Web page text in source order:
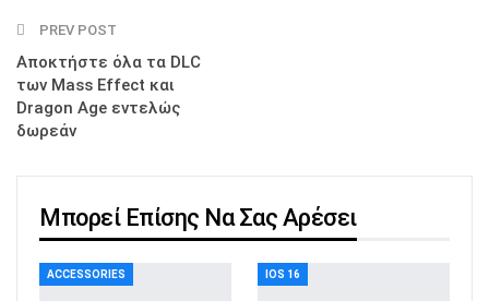
PREV POST
Αποκτήστε όλα τα DLC
των Mass Effect και
Dragon Age εντελώς
δωρεάν
Μπορεί Επίσης Να Σας Αρέσει
ACCESSORIES IOS 16